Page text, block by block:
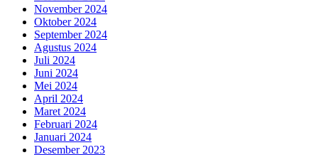
November 2024
Oktober 2024
September 2024
Agustus 2024
Juli 2024
Juni 2024
Mei 2024
April 2024
Maret 2024
Februari 2024
Januari 2024
Desember 2023